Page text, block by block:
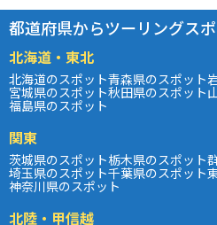
都道府県からツーリングス
北海道・東北
北海道のスポット青森県のスポット
宮城県のスポット秋田県のスポット
福島県のスポット
関東
茨城県のスポット栃木県のスポット
埼玉県のスポット千葉県のスポット
神奈川県のスポット
北陸・甲信越